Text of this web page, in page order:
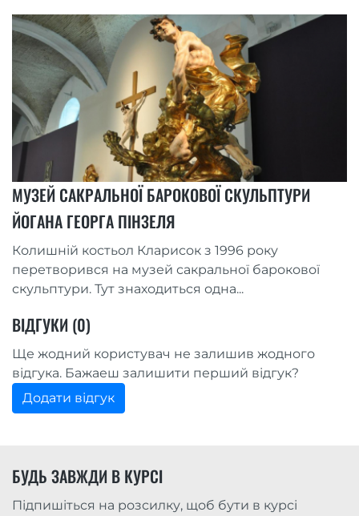
МУЗЕЙ САКРАЛЬНОЇ БАРОКОВОЇ СКУЛЬПТУРИ
ЙОГАНА ГЕОРГА ПІНЗЕЛЯ
Колишній костьол Кларисок з 1996 року
перетворився на музей сакральної барокової
скульптури. Тут знаходиться одна...
ВІДГУКИ (0)
Ще жодний користувач не залишив жодного
відгука. Бажаеш залишити перший відгук?
Додати відгук
БУДЬ ЗАВЖДИ В КУРСІ
Підпишіться на розсилку, щоб бути в курсі